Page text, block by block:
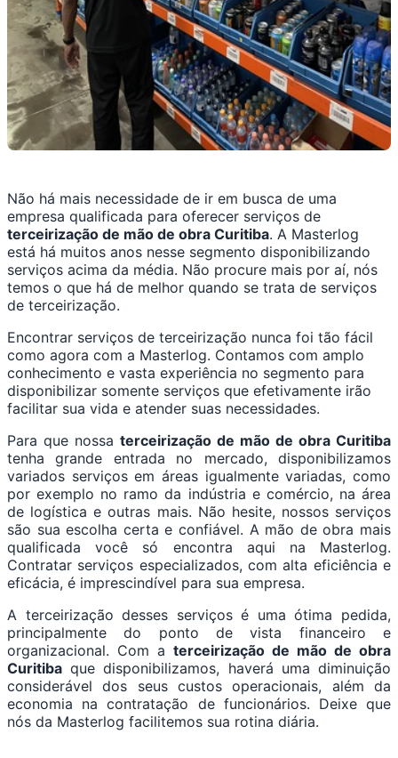
Não há mais necessidade de ir em busca de uma
empresa qualificada para oferecer serviços de
terceirização de mão de obra Curitiba. A Masterlog
está há muitos anos nesse segmento disponibilizando
serviços acima da média. Não procure mais por aí, nós
temos o que há de melhor quando se trata de serviços
de terceirização.
Encontrar serviços de terceirização nunca foi tão fácil
como agora com a Masterlog. Contamos com amplo
conhecimento e vasta experiência no segmento para
disponibilizar somente serviços que efetivamente irão
facilitar sua vida e atender suas necessidades.
Para que nossa terceirização de mão de obra Curitiba
tenha grande entrada no mercado, disponibilizamos
variados serviços em áreas igualmente variadas, como
por exemplo no ramo da indústria e comércio, na área
de logística e outras mais. Não hesite, nossos serviços
são sua escolha certa e confiável. A mão de obra mais
qualificada você só encontra aqui na Masterlog.
Contratar serviços especializados, com alta eficiência e
eficácia, é imprescindível para sua empresa.
A terceirização desses serviços é uma ótima pedida,
principalmente do ponto de vista financeiro e
organizacional. Com a terceirização de mão de obra
Curitiba que disponibilizamos, haverá uma diminuição
considerável dos seus custos operacionais, além da
economia na contratação de funcionários. Deixe que
nós da Masterlog facilitemos sua rotina diária.